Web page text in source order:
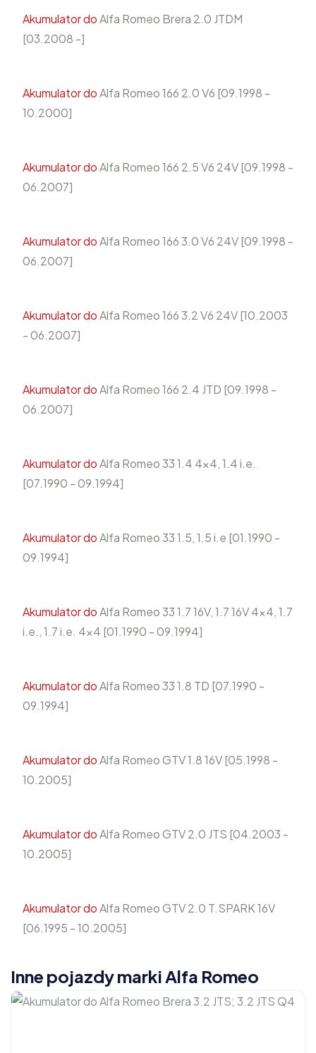
Akumulator doAlfa Romeo Brera 2.0 JTDM
[03.2008 -]
Akumulator doAlfa Romeo 166 2.0 V6 [09.1998 -
10.2000]
Akumulator doAlfa Romeo 166 2.5 V6 24V [09.1998 -
06.2007]
Akumulator doAlfa Romeo 166 3.0 V6 24V [09.1998 -
06.2007]
Akumulator doAlfa Romeo 166 3.2 V6 24V [10.2003
- 06.2007]
Akumulator doAlfa Romeo 166 2.4 JTD [09.1998 -
06.2007]
Akumulator doAlfa Romeo 33 1.4 4x4, 1.4 i.e.
[07.1990 - 09.1994]
Akumulator doAlfa Romeo 33 1.5, 1.5 i.e [01.1990 -
09.1994]
Akumulator doAlfa Romeo 33 1.7 16V, 1.7 16V 4x4, 1.7
i.e., 1.7 i.e. 4x4 [01.1990 - 09.1994]
Akumulator doAlfa Romeo 33 1.8 TD [07.1990 -
09.1994]
Akumulator doAlfa Romeo GTV 1.8 16V [05.1998 -
10.2005]
Akumulator doAlfa Romeo GTV 2.0 JTS [04.2003 -
10.2005]
Akumulator doAlfa Romeo GTV 2.0 T.SPARK 16V
[06.1995 - 10.2005]
Inne pojazdy marki Alfa Romeo